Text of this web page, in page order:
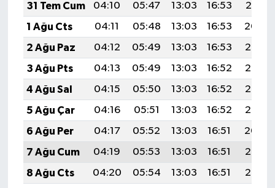
31 Tem Cum
04:10 05:47 13:03 16:53
20:10
1 Ağu Cts
04:11 05:48 13:03 16:53
20:09
2 Ağu Paz
04:12 05:49 13:03 16:53
20:08
3 Ağu Pts
04:13 05:49 13:03 16:52
20:07
4 Ağu Sal
04:15 05:50 13:03 16:52
20:06
5 Ağu Çar
04:16 05:51 13:03 16:52
20:05
6 Ağu Per
04:17 05:52 13:03 16:51
20:04
7 Ağu Cum
04:19 05:53 13:03 16:51
20:03
8 Ağu Cts
04:20 05:54 13:03 16:51
20:02